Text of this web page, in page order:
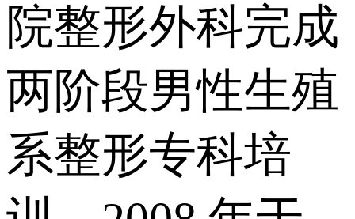
院整形外科完成
两阶段男性生殖
系整形专科培